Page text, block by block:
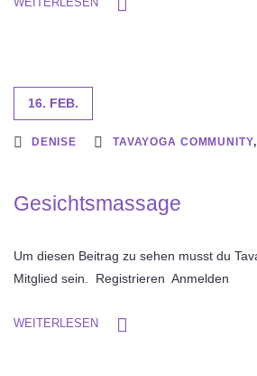
WEITERLESEN
16. FEB.
DENISE TAVAYOGA COMMUNITY,
Gesichtsmassage
Um diesen Beitrag zu sehen musst du
Mitglied sein. Registrieren Anmelden
WEITERLESEN